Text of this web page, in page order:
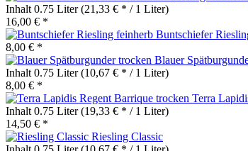
Inhalt 0.75 Liter(21,33 € * / 1 Liter)
16,00 € *
Buntschiefer
8,00 € *
Blauer
Inhalt 0.75 Liter(10,67 € * / 1 Liter)
8,00 € *
Terra
Inhalt 0.75 Liter(19,33 € * / 1 Liter)
14,50 € *
Riesling Classic